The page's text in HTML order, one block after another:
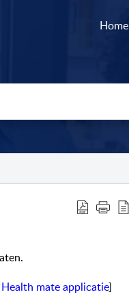
Home
mate applicatie]